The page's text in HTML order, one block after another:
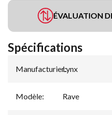
ÉVALUATION
Spécifications
Manufacturier:
Lynx
Modèle: Rave